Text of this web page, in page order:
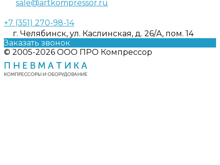
sale@artkompressor.ru
+7 (351) 270-98-14
г. Челябинск, ул. Каслинская, д. 26/А, пом. 14
Заказать звонок
© 2005-2026 ООО ПРО Компрессор